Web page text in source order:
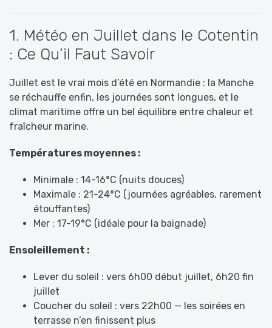
1. Météo en Juillet dans le Cotentin
: Ce Qu’il Faut Savoir
Juillet est le vrai mois d’été en Normandie : la Manche
se réchauffe enfin, les journées sont longues, et le
climat maritime offre un bel équilibre entre chaleur et
fraîcheur marine.
Températures moyennes :
Minimale : 14-16°C (nuits douces)
Maximale : 21-24°C (journées agréables, rarement
étouffantes)
Mer : 17-19°C (idéale pour la baignade)
Ensoleillement :
Lever du soleil : vers 6h00 début juillet, 6h20 fin
juillet
Coucher du soleil : vers 22h00 — les soirées en
terrasse n’en finissent plus